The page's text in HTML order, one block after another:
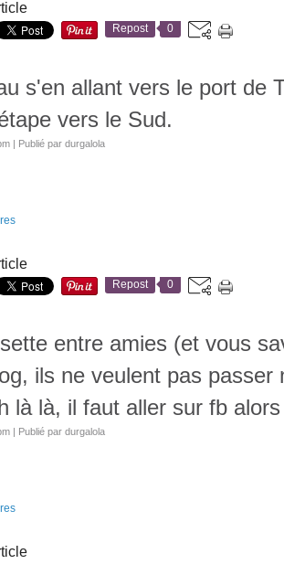
Repost 0
s'en allant vers le port de
vers le Sud.
| Publié par durgalola
Repost 0
entre amies (et vous
ils ne veulent pas passer
là là, il faut aller sur fb
| Publié par durgalola